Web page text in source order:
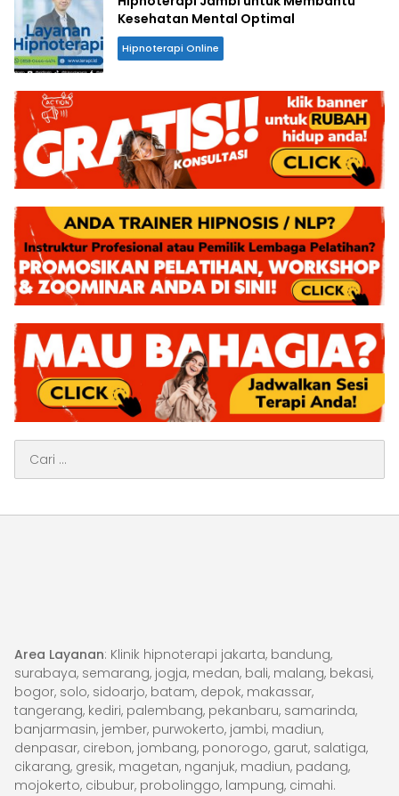
Kesehatan Mental Optimal
Hipnoterapi Online
untuk:
Area Layanan: Klinik hipnoterapi jakarta, bandung,
surabaya, semarang, jogja, medan, bali, malang, bekasi,
bogor, solo, sidoarjo, batam, depok, makassar,
tangerang, kediri, palembang, pekanbaru, samarinda,
banjarmasin, jember, purwokerto, jambi, madiun,
denpasar, cirebon, jombang, ponorogo, garut, salatiga,
cikarang, gresik, magetan, nganjuk, madiun, padang,
mojokerto, cibubur, probolinggo, lampung, cimahi.